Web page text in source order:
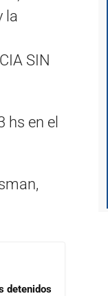
la
SIN
hs en el
detenidos